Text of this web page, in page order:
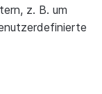
z. B. um